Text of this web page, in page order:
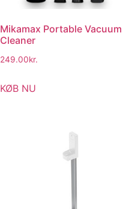
Mikamax Portable Vacuum
Cleaner
249.00kr.
KØB NU